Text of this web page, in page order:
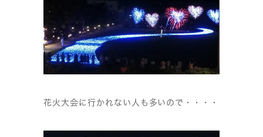
花火大会に行かれない人も多いので・・・・